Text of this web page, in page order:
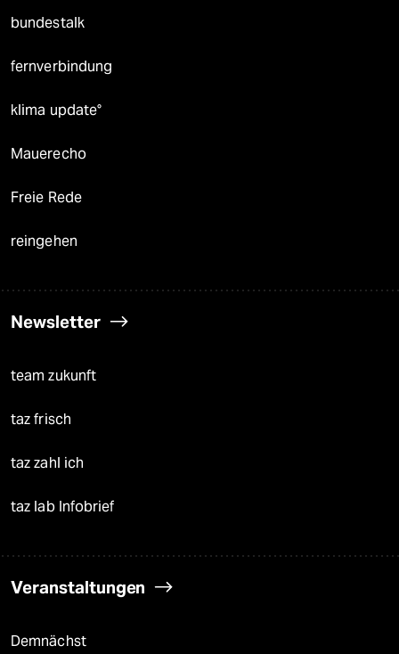
bundestalk
fernverbindung
klima update°
Mauerecho
Freie Rede
reingehen
Newsletter
team zukunft
taz frisch
taz zahl ich
taz lab Infobrief
Veranstaltungen
Demnächst